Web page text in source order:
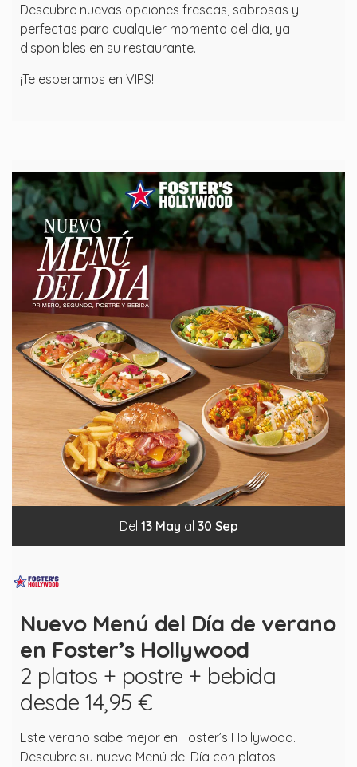
Descubre nuevas opciones frescas, sabrosas y
perfectas para cualquier momento del día, ya
disponibles en su restaurante.
¡Te esperamos en VIPS!
Del 13 May al 30 Sep
Nuevo Menú del Día de verano
en Foster’s Hollywood
2 platos + postre + bebida
desde 14,95 €
Este verano sabe mejor en Foster’s Hollywood.
Descubre su nuevo Menú del Día con platos